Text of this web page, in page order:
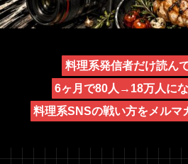
料理系発信者だけ読ん
6ヶ月で80人→18万人に
料理系SNSの戦い方をメルマ